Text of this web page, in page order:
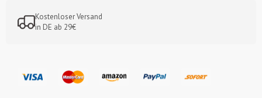
Kostenloser Versand
in DE ab 29€